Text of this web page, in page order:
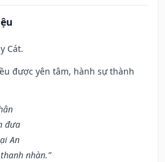
Cát.
được yên tâm, hành sự thành
đưa
An
nhàn.”